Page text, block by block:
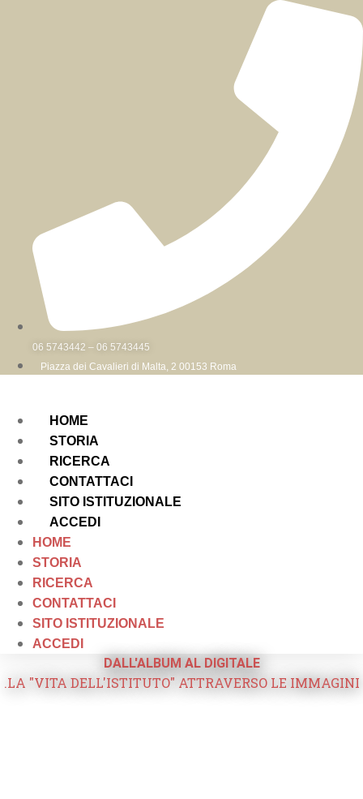
06 5743442 – 06 5743445
Piazza dei Cavalieri di Malta, 2 00153 Roma
HOME
STORIA
RICERCA
CONTATTACI
SITO ISTITUZIONALE
ACCEDI
HOME
STORIA
RICERCA
CONTATTACI
SITO ISTITUZIONALE
ACCEDI
DALL'ALBUM AL DIGITALE
.LA "VITA DELL'ISTITUTO" ATTRAVERSO LE IMMAGINI